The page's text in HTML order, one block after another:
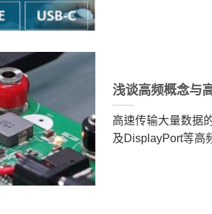
浅谈高频概念与
高速传输大量数据
及DisplayPort等高